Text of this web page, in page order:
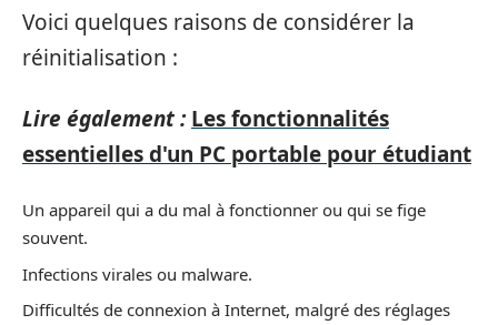
Voici quelques raisons de considérer la
réinitialisation :
Lire également : Les fonctionnalités
essentielles d'un PC portable pour étudiant
Un appareil qui a du mal à fonctionner ou qui se fige
souvent.
Infections virales ou malware.
Difficultés de connexion à Internet, malgré des réglages